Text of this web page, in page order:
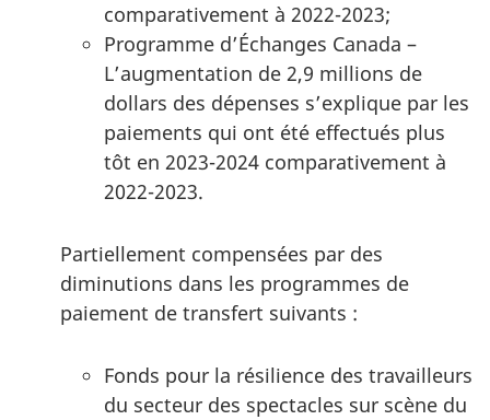
comparativement à 2022-2023;
Programme d’Échanges Canada –
L’augmentation de 2,9 millions de
dollars des dépenses s’explique par les
paiements qui ont été effectués plus
tôt en 2023-2024 comparativement à
2022-2023.
Partiellement compensées par des
diminutions dans les programmes de
paiement de transfert suivants :
Fonds pour la résilience des travailleurs
du secteur des spectacles sur scène du